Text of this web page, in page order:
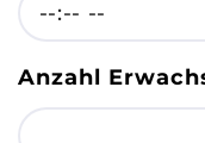
Anzahl